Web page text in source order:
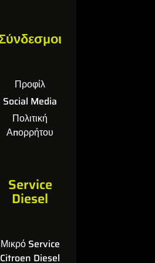
Προφίλ
Social Media
Πολιτική
Απορρήτου
Service
Diesel
Μικρό Service
Citroen Diesel